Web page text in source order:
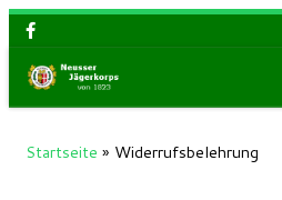
Zum Inhalt springen
Startseite » Widerrufsbelehrung